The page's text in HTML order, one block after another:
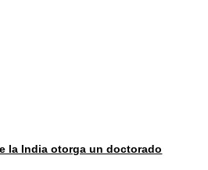
la India otorga un doctorado